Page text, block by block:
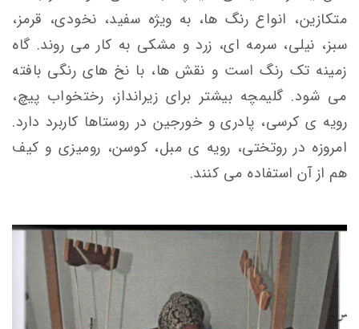
متکازین، انواع رنگ ها، به ویژه سفید، نخودی، قرمز،
سبز، نیلی، سرمه ای، زرد و مشکی به کار می روند. گاه
زمینه تک رنگ است و نقش ها، با نخ های رنگی بافته
می شود. گلیمچه بیشتر برای زیرانداز، رختخواب پیچ،
رویه ی کرسی، پادری و خورجین در روستاها کاربرد دارد.
امروزه در روتختی، رویه ی مبل، کوسن، رومیزی و کیف
هم از آن استفاده می کنند.